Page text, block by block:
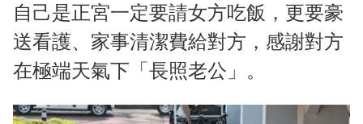
自己是正宮一定要請女方吃飯，更要豪
送看護、家事清潔費給對方，感謝對方
在極端天氣下「長照老公」。